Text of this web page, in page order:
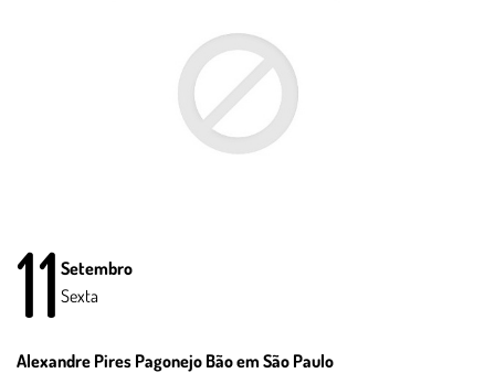
11 Setembro
Sexta
Alexandre Pires Pagonejo Bão em São Paulo